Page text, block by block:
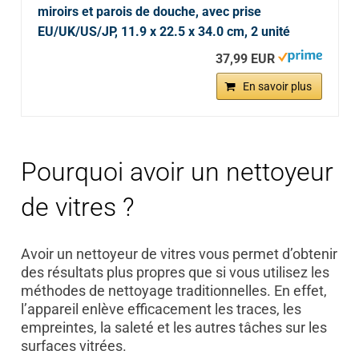
miroirs et parois de douche, avec prise
EU/UK/US/JP, 11.9 x 22.5 x 34.0 cm, 2 unité
37,99 EUR
En savoir plus
Pourquoi avoir un nettoyeur
de vitres ?
Avoir un nettoyeur de vitres vous permet d’obtenir
des résultats plus propres que si vous utilisez les
méthodes de nettoyage traditionnelles. En effet,
l’appareil enlève efficacement les traces, les
empreintes, la saleté et les autres tâches sur les
surfaces vitrées.